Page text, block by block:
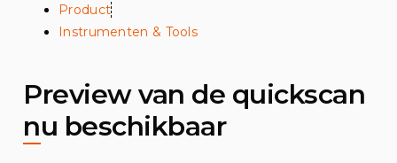
Product
Instrumenten & Tools
Preview van de quickscan
nu beschikbaar